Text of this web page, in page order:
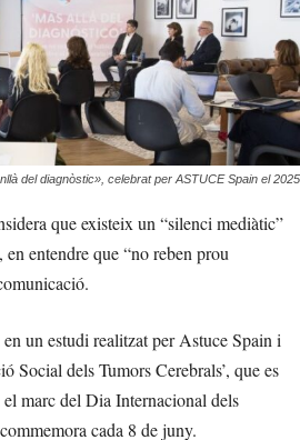
del diagnòstic», celebrat per ASTUCE Spain el 2025
que existeix un “silenci mediàtic”
entendre que “no reben prou
un estudi realitzat per Astuce Spain i
Social dels Tumors Cerebrals’, que es
marc del Dia Internacional dels
cada 8 de juny.